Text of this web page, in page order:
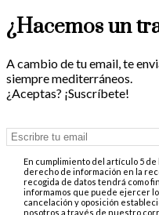
¿Hacemos un
A cambio de tu email, te
siempre mediterráneos.
¿Aceptas? ¡Suscríbete!
En cumplimiento del artículo 5 de
derecho de información en la
recogida de datos tendrá como
informamos que puede ejercer
cancelación y oposición
nosotros a través de nuestro